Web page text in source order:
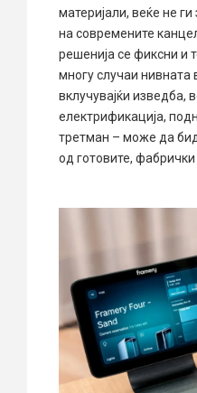
материјали, веќе не
на современите
решенија се фиксни и
многу случаи нивната
вклучувајќи изведба,
електрификација,
третман – може да
од готовите,